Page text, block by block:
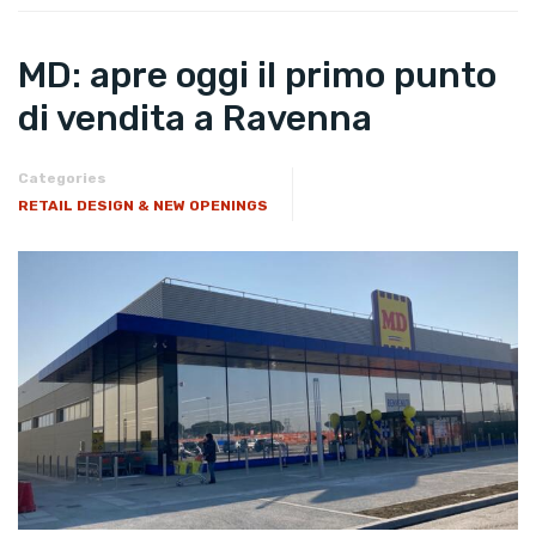
MD: apre oggi il primo punto
di vendita a Ravenna
Categories
RETAIL DESIGN & NEW OPENINGS